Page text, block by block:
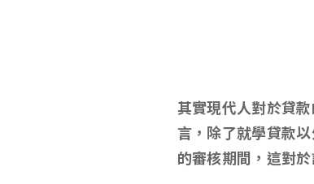
其實現代人對於貸
言，除了就學貸款
的審核期間 ， 這對